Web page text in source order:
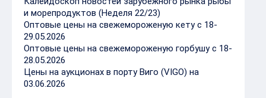
и морепродуктов (Неделя 22/23)
Оптовые цены на свежемороженую кету с 18-
29.05.2026
Оптовые цены на свежемороженую горбушу с 18-
28.05.2026
Цены на аукционах в порту Виго (VIGO) на
03.06.2026